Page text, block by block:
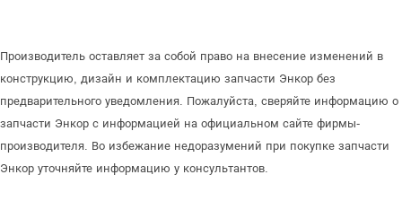
Производитель оставляет за собой право на внесение изменений в
конструкцию, дизайн и комплектацию запчасти Энкор без
предварительного уведомления. Пожалуйста, сверяйте информацию о
запчасти Энкор с информацией на официальном сайте фирмы-
производителя. Во избежание недоразумений при покупке запчасти
Энкор уточняйте информацию у консультантов.